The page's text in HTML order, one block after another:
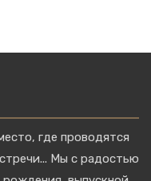
где проводятся
Мы с радостью